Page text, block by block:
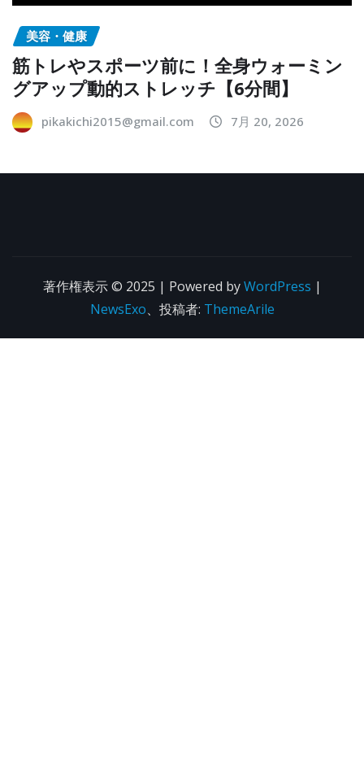
美容・健康
筋トレやスポーツ前に！全身ウォーミン
グアップ動的ストレッチ【6分間】
pikakichi2015@gmail.com 7月 20, 2026
著作権表示 © 2025 | Powered byWordPress |
NewsExo、投稿者: ThemeArile